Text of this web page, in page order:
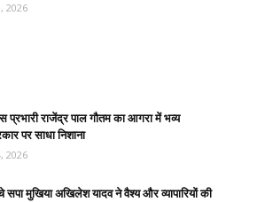
2026
प्रभारी राजेंद्र पाल गौतम का आगरा में भव्य
पर साधा निशाना
2026
मुखिया अखिलेश यादव ने वैश्य और व्यापारियों की